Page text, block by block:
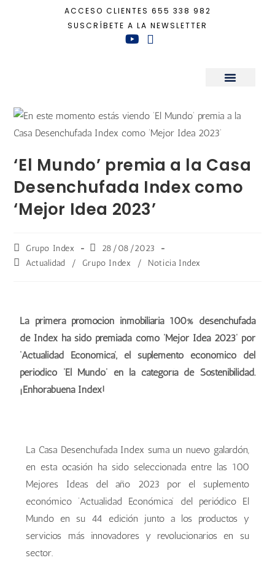
ACCESO CLIENTES 655 338 982
SUSCRÍBETE A LA NEWSLETTER
‘El Mundo’ premia a la Casa
Desenchufada Index como
‘Mejor Idea 2023’
Grupo Index
28/08/2023
Actualidad
/ Grupo Index / Noticia Index
La primera promoción inmobiliaria 100% desenchufada
de Index ha sido premiada como ‘Mejor Idea 2023’ por
‘Actualidad Económica’, el suplemento económico del
periódico ‘El Mundo’ en la categoría de Sostenibilidad.
¡Enhorabuena Index!
La Casa Desenchufada Index suma un nuevo galardón,
en esta ocasión ha sido seleccionada entre las 100
Mejores Ideas del año 2023 por el suplemento
económico ‘Actualidad Económica’ del periódico El
Mundo en su 44 edición junto a los productos y
servicios más innovadores y revolucionarios en su
sector.